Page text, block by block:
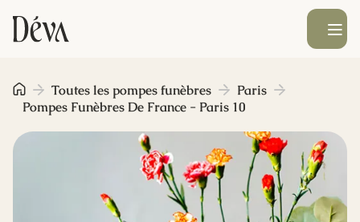
Obsèques
Prévoyance
Monument funéraire
Ouvrir le
Toutes les pompes funèbres
Paris
Pompes Funèbres De France - Paris 10